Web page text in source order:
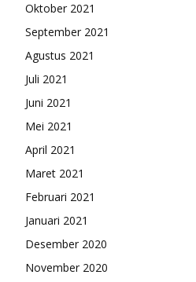
Oktober 2021
September 2021
Agustus 2021
Juli 2021
Juni 2021
Mei 2021
April 2021
Maret 2021
Februari 2021
Januari 2021
Desember 2020
November 2020